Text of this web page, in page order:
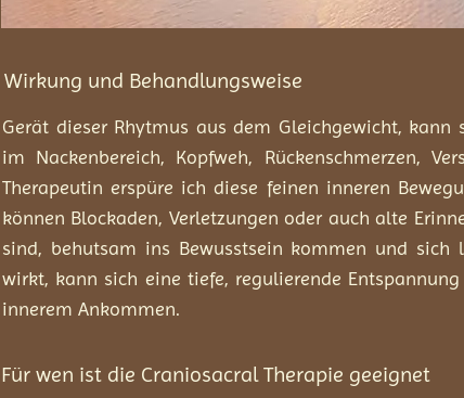
Wirkung und Behandlungsweise
Gerät dieser Rhytmus aus dem Gleichgewicht,
im Nackenbereich, Kopfweh, Rückenschmerzen,
Therapeutin erspüre ich diese feinen inneren
können Blockaden, Verletzungen oder auch alte
sind, behutsam ins Bewusstsein kommen und sich
wirkt, kann sich eine tiefe, regulierende
innerem Ankommen.
Für wen ist die Craniosacral Therapie geeignet